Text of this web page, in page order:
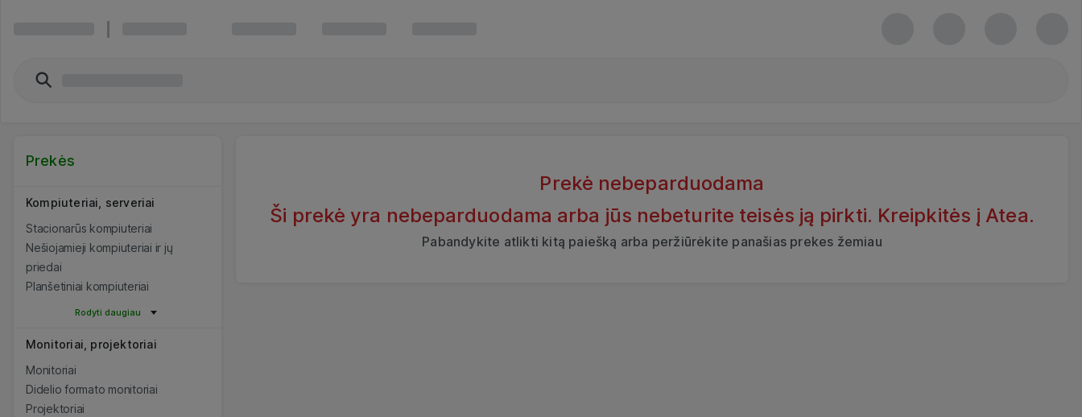
Prekės
Kompiuteriai, serveriai
Stacionarūs kompiuteriai
Nešiojamieji kompiuteriai ir jų
priedai
Planšetiniai kompiuteriai
Rodyti daugiau
Monitoriai, projektoriai
Monitoriai
Didelio formato monitoriai
Projektoriai
Prekė nebeparduodama
Ši prekė yra nebeparduodama arba jūs nebeturite teisės ją pirkti. Kreipkitės į Atea.
Pabandykite atlikti kitą paiešką arba peržiūrėkite panašias prekes žemiau